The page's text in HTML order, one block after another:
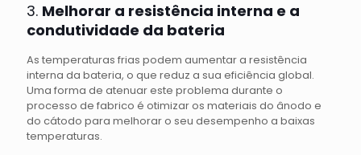
3. Melhorar a resistência interna e a
condutividade da bateria
As temperaturas frias podem aumentar a resistência
interna da bateria, o que reduz a sua eficiência global.
Uma forma de atenuar este problema durante o
processo de fabrico é otimizar os materiais do ânodo e
do cátodo para melhorar o seu desempenho a baixas
temperaturas.